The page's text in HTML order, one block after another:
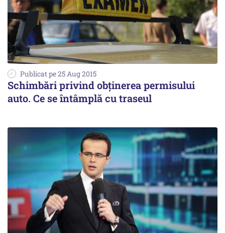
Publicat pe 25 Aug 2015
Schimbări privind obținerea permisului
auto. Ce se întâmplă cu traseul